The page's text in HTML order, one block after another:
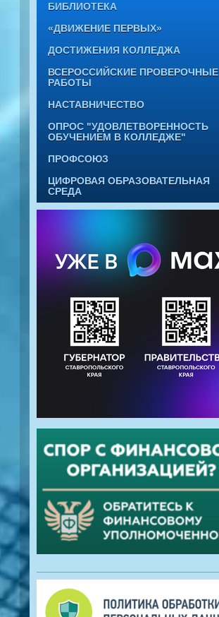
БИБЛИОТЕКА
«ДВИЖЕНИЕ ПЕРВЫХ»
ДОСТИЖЕНИЯ КОЛЛЕДЖА
ВСЕРОССИЙСКИЕ ПРОВЕРОЧНЫЕ
РАБОТЫ
НАСТАВНИЧЕСТВО
ОПРОС "УДОВЛЕТВОРЕННОСТЬ
ОБУЧЕНИЕМ В КОЛЛЕДЖЕ"
ПРОФСОЮЗ
ЦИФРОВАЯ ОБРАЗОВАТЕЛЬНАЯ
СРЕДА